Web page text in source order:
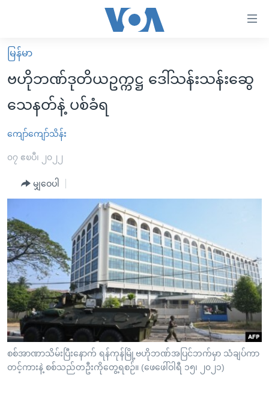
လွယ်ကူ
စေ
များ
ပင်မ
ကြည့်
ရန်
ပင်မ
အ
ညွန်း
စာမျက်နှာ
သို့
ကျော်
ကြည့်
ရန်
မူလစာမျက်နှာ
မြန်မာ
ကမ္ဘာ့သတင်းများ
နိုင်ငံတကာ
အစ္စရေး-ပါလက်စတိုင်း
ဗွီဒီယို
အင်္ဂလိပ်စာလေ့လာမယ်
အမေရိကန်သုံးအီဒီယံ
မကြေးမုံရဲ့ အင်္ဂလိပ်စာ
ရုပ်ရှင်ထဲက အင်္ဂလိပ်စာ
သုတပဒေသာ အင်္ဂလိပ်စာ
အပတ်စဉ်ကဏ္ဍများ
ရေဒီယို
တီဗွီ
ရေဒီယိုနှင့်ရုပ်သံ အချက်အလက်များ
ရေဒီယို/တီဗွီအစီအစဉ်
Learning English
ဗွီအိုအေ လူမှုကွန်ယက်များ
မြန်မာ
ဗဟိုဘဏ်ဒုတိယဥက္ကဋ္ဌ ဒေါ်သန်းသန်းဆွေ
သေနတ်နဲ့ ပစ်ခံရ
ကျော်ကျော်သိန်း
၀၇ ဧၿပီ၊ ၂၀၂၂
မျှဝေပါ
စစ်အာဏာသိမ်းပြီးနောက် ရန်ကုန်မြို့ဗဟိုဘဏ်အပြင်ဘက်မှာ သံချပ်ကာ
တင့်ကားနဲ့ စစ်သည်တဦးကိုတွေ့ရစဉ်။ (ဖေဖေါ်ဝါရီ ၁၅၊ ၂၀၂၁)